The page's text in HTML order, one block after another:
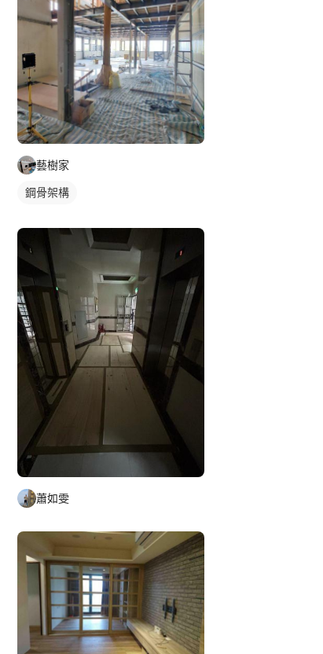
藝樹家
鋼骨架構
蕭如雯